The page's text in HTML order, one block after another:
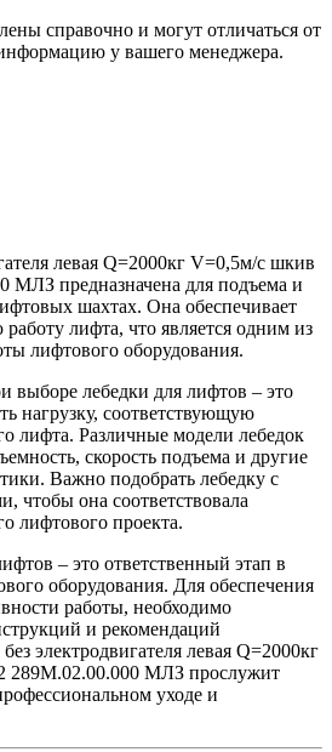
справочно и могут отличаться от
у вашего менеджера.
левая Q=2000кг V=0,5м/с шкив
МЛЗ предназначена для подъема и
шахтах. Она обеспечивает
лифта, что является одним из
лифтового оборудования.
выборе лебедки для лифтов – это
нагрузку, соответствующую
лифта. Различные модели лебедок
скорость подъема и другие
Важно подобрать лебедку с
чтобы она соответствовала
лифтового проекта.
– это ответственный этап в
оборудования. Для обеспечения
работы, необходимо
и рекомендаций
электродвигателя левая Q=2000кг
289М.02.00.000 МЛЗ прослужит
уходе и